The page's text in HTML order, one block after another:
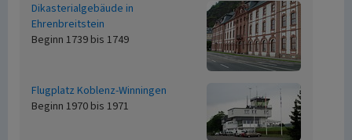
Dikasterialgebäude in
Ehrenbreitstein
Beginn 1739 bis 1749
Flugplatz Koblenz-Winningen
Beginn 1970 bis 1971